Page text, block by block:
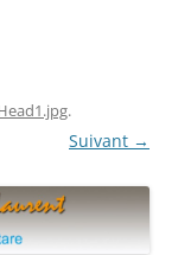
.
Suivant →